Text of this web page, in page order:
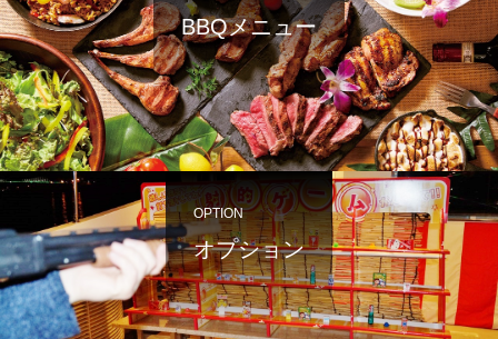
BBQメニュー
OPTION
オプション